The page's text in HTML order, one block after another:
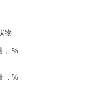
物
， %
，%